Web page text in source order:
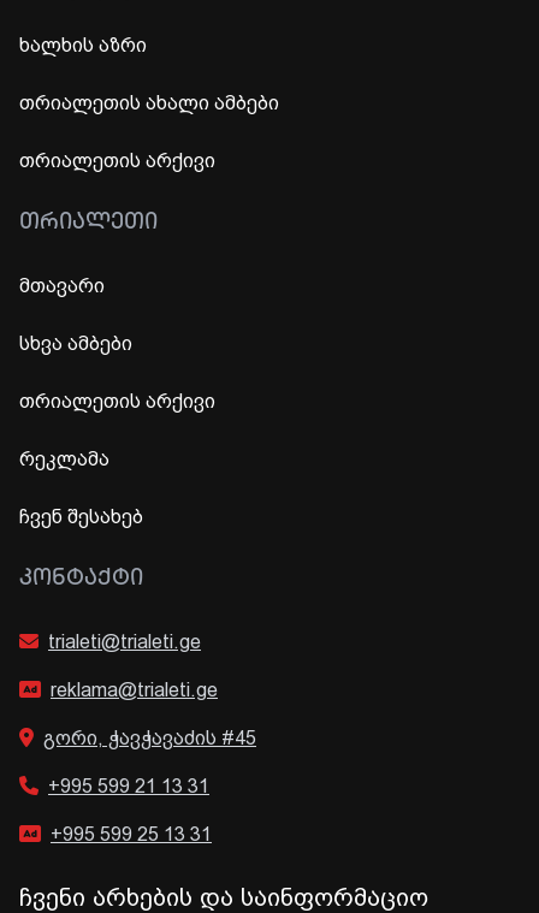
ხალხის აზრი
თრიალეთის ახალი ამბები
თრიალეთის არქივი
ᲗᲠᲘᲐᲚᲔᲗᲘ
მთავარი
სხვა ამბები
თრიალეთის არქივი
რეკლამა
ჩვენ შესახებ
ᲙᲝᲜᲢᲐᲥᲢᲘ
trialeti@trialeti.ge
reklama@trialeti.ge
გორი, ჭავჭავაძის #45
+995 599 21 13 31
+995 599 25 13 31
ჩვენი არხების და საინფორმაციო